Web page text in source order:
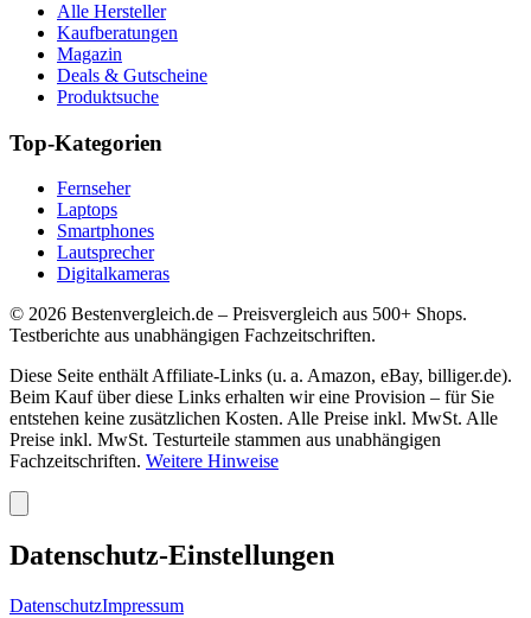
Alle Hersteller
Kaufberatungen
Magazin
Deals & Gutscheine
Produktsuche
Top-Kategorien
Fernseher
Laptops
Smartphones
Lautsprecher
Digitalkameras
© 2026 Bestenvergleich.de – Preisvergleich aus 500+ Shops.
Testberichte aus unabhängigen Fachzeitschriften.
Diese Seite enthält Affiliate-Links (u. a. Amazon, eBay, billiger.de).
Beim Kauf über diese Links erhalten wir eine Provision – für Sie
entstehen keine zusätzlichen Kosten. Alle Preise inkl. MwSt. Alle
Preise inkl. MwSt. Testurteile stammen aus unabhängigen
Fachzeitschriften. Weitere Hinweise
Datenschutz-Einstellungen
DatenschutzImpressum